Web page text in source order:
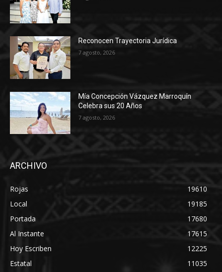
Reconocen Trayectoria Jurídica
7 agosto, 2026
Mía Concepción Vázquez Marroquín
Celebra sus 20 Años
7 agosto, 2026
ARCHIVO
Rojas
19610
Local
19185
Portada
17680
Al Instante
17615
Hoy Escriben
12225
Estatal
11035